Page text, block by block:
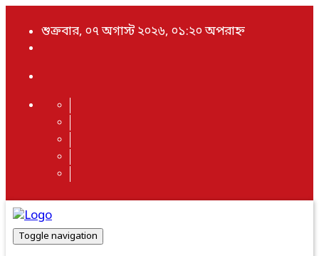
শুক্রবার, ০৭ অগাস্ট ২০২৬, ০১:২০ অপরাহ্ন
Toggle navigation